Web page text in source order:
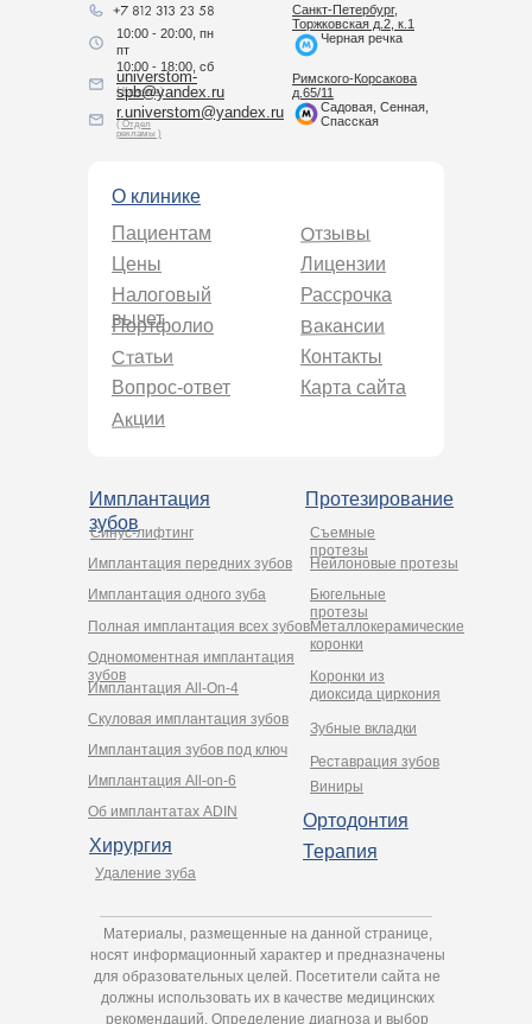
Хирургия
Имплантация All-on-6
Удаление зуба
Имплантация зубов под ключ
Cкуловая имплантация зубов
Имплантация All-On-4
Ортодонтия
Терапия
Имплантация
зубов
Одномоментная имплантация
зубов
Полная имплантация всех зубов
Имплантация одного зуба
Имплантация передних зубов
Об имплантатах ADIN
Синус-лифтинг
Нейлоновые протезы
Бюгельные
протезы
Металлокерамические
коронки
Коронки из
диоксида циркония
Зубные вкладки
Реставрация зубов
Виниры
Протезирование
Съемные
протезы
r.universtom@yandex.ru
( Отдел
рекламы )
universtom-
spb@yandex.ru
( Клиника )
10:00 - 20:00, пн
пт
10:00 - 18:00, сб
О клинике
Акции
Вопрос-ответ
Статьи
Портфолио
Налоговый
вычет
Цены
Пациентам
Контакты
Вакансии
Рассрочка
Лицензии
Отзывы
Карта сайта
Материалы, размещенные на данной странице,
носят информационный характер и предназначены
для образовательных целей. Посетители сайта не
должны использовать их в качестве медицинских
рекомендаций. Определение диагноза и выбор
Санкт-Петербург,
Торжковская д.2, к.1
Черная речка
Римского-Корсакова
д.65/11
Садовая, Сенная,
Спасская